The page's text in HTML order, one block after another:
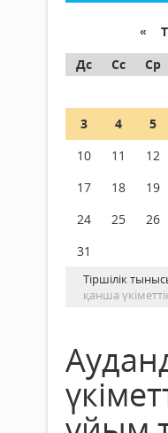
«
Дс
Сс Ср
3
4 5
10
11 12
17
18 19
24
25 26
31
Тіршілік
қанша